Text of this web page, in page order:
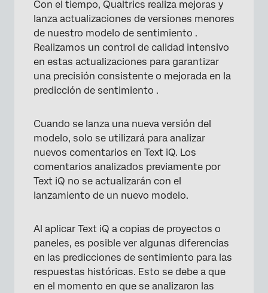
×
Con el tiempo, Qualtrics realiza mejoras y
lanza actualizaciones de versiones menores
de nuestro modelo de sentimiento .
Realizamos un control de calidad intensivo
en estas actualizaciones para garantizar
una precisión consistente o mejorada en la
predicción de sentimiento .
Cuando se lanza una nueva versión del
modelo, solo se utilizará para analizar
nuevos comentarios en Text iQ. Los
comentarios analizados previamente por
Text iQ no se actualizarán con el
lanzamiento de un nuevo modelo.
Al aplicar Text iQ a copias de proyectos o
paneles, es posible ver algunas diferencias
en las predicciones de sentimiento para las
respuestas históricas. Esto se debe a que
en el momento en que se analizaron las